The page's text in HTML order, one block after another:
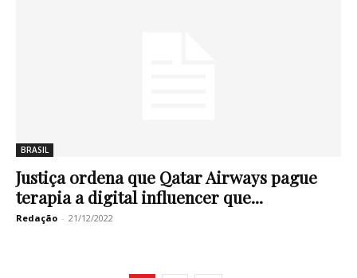
BRASIL
Justiça ordena que Qatar Airways pague
terapia a digital influencer que...
Redação - 21/12/2022